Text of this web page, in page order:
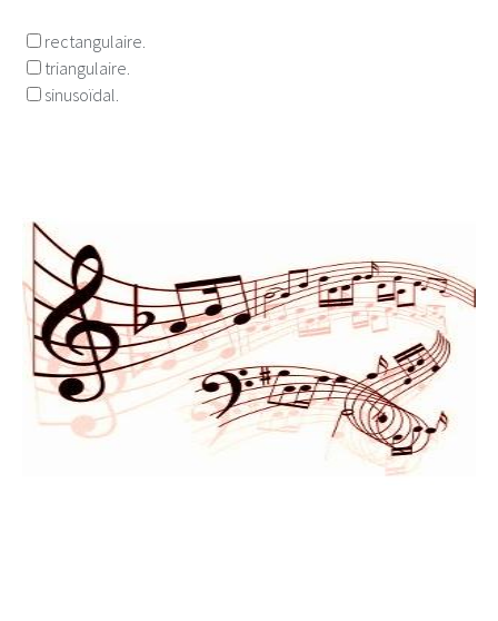
rectangulaire.
triangulaire.
sinusoïdal.